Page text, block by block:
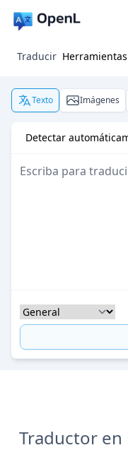
Traducir Herramientas
Texto Imágenes
Detectar
Traductor en